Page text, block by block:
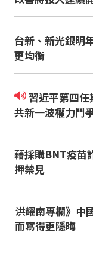
台新、新光銀明
更均衡
習近平第四任期穩了？從五中全會解析中
共新一波權力鬥
藉採購BNT疫苗
押禁見
洪耀南專欄》中
而寫得更隱晦